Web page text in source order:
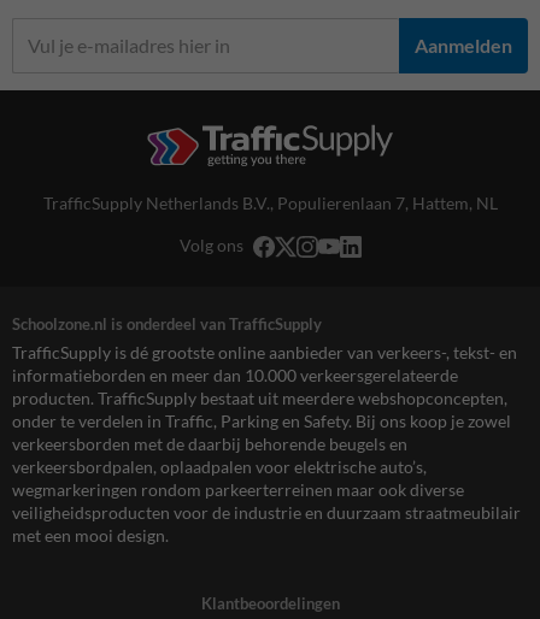
Aanmelden
TrafficSupply Netherlands B.V., Populierenlaan 7, Hattem, NL
Volg ons
Schoolzone.nl is onderdeel van TrafficSupply
TrafficSupply is dé grootste online aanbieder van verkeers-, tekst- en
informatieborden en meer dan 10.000 verkeersgerelateerde
producten. TrafficSupply bestaat uit meerdere webshopconcepten,
onder te verdelen in Traffic, Parking en Safety. Bij ons koop je zowel
verkeersborden met de daarbij behorende beugels en
verkeersbordpalen, oplaadpalen voor elektrische auto’s,
wegmarkeringen rondom parkeerterreinen maar ook diverse
veiligheidsproducten voor de industrie en duurzaam straatmeubilair
met een mooi design.
Klantbeoordelingen